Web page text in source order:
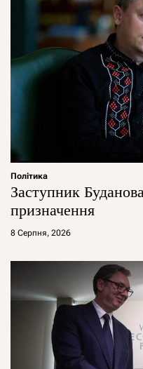
Політика
Заступник
призначення
8 Серпня, 2026